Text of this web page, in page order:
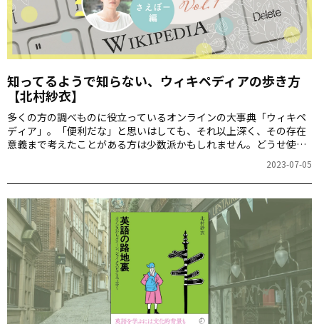
知ってるようで知らない、ウィキペディアの歩き方
【北村紗衣】
多くの方の調べものに役立っているオンラインの大事典「ウィキペ
ディア」。「便利だな」と思いはしても、それ以上深く、その存在
意義まで考えたことがある方は少数派かもしれません。どうせ使う
なら、その本当の姿をよく理解して使いたい――本連載では、ウィキペ
ディアの執筆者・編集者のお一人である北村紗衣さんに、詳しく教
えていただきます。
2023-07-05